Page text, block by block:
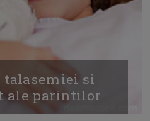
talasemiei si
ale parintilor